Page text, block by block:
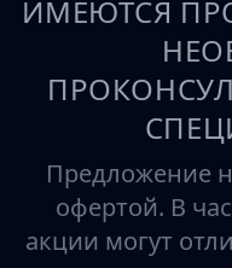
ИМЕЮТСЯ
Предложение
офертой. В
акции могут